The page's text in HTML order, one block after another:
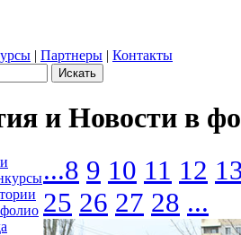
| Партнеры | Контакты
и Новости в
...8 9 10 11 12
25 26 27 28 ...